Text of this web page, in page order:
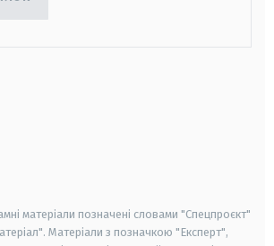
матеріали позначені словами "Спецпроєкт"
Матеріали з позначкою "Експерт",